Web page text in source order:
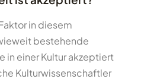
in diesem
bestehende
in einer Kultur akzeptiert
Kulturwissenschaftler